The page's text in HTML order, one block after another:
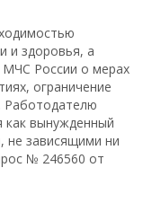
и здоровья, а
МЧС России о мерах
ограничение
Работодателю
как вынужденный
не зависящими ни
№ 246560 от